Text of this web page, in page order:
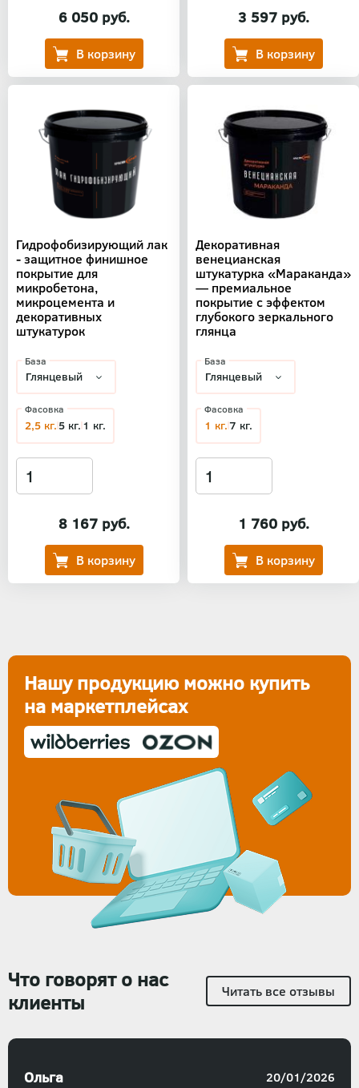
6 050 руб. 3 597 руб.
Гидрофобизирующий лак
- защитное финишное
покрытие для
микробетона,
микроцемента и
декоративных
штукатурок
8 167 руб.
База
Фасовка
2,5 кг.5 кг. 1 кг.
Декоративная
венецианская
штукатурка «Мараканда»
— премиальное
покрытие с эффектом
глубокого зеркального
глянца
1 760 руб.
База
Фасовка
1 кг.7 кг.
Нашу продукцию можно купить
на маркетплейсах
Что говорят о нас
клиенты
Читать все отзывы
Ольга 20/01/2026